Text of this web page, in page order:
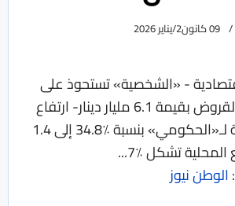
09 كانون2/يناير 2026
- «الشخصية» تستحوذ على
٪84 من إجمالي القروض بقيمة 6.1 مليار دينار- ارتفاع
القروض المقدمة لـ«الحكومي» بنسبة ٪34.8 إلى 1.4
المحلية تشكل ٪7...
الوطن نيوز